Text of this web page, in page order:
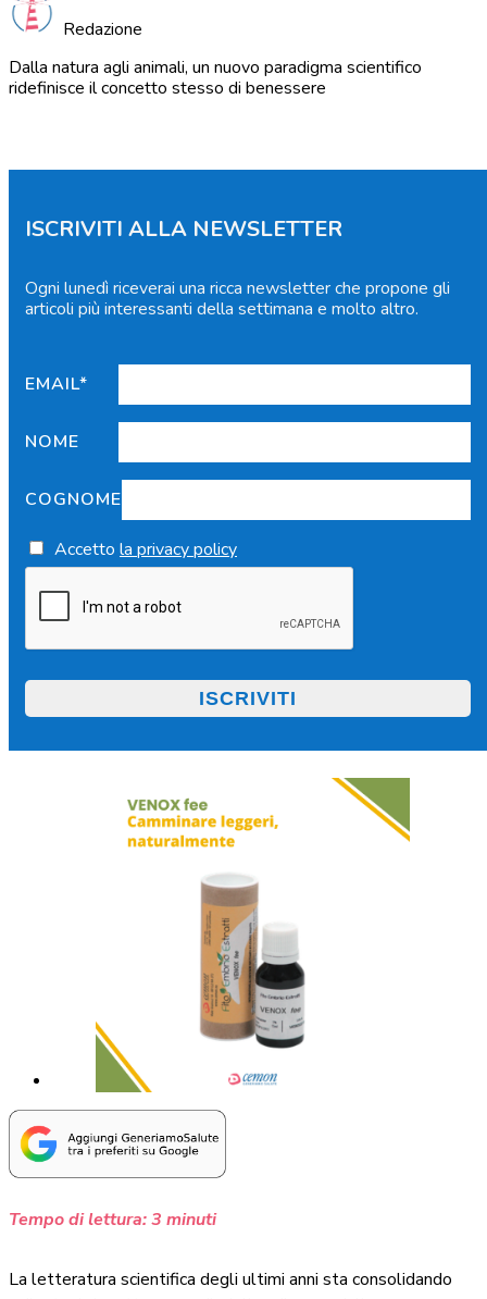
Redazione
Dalla natura agli animali, un nuovo paradigma scientifico
ridefinisce il concetto stesso di benessere
ISCRIVITI ALLA NEWSLETTER
Ogni lunedì riceverai una ricca newsletter che propone gli
articoli più interessanti della settimana e molto altro.
EMAIL*
NOME
COGNOME
Accetto la privacy policy
Tempo di lettura:3 minuti
La letteratura scientifica degli ultimi anni sta consolidando